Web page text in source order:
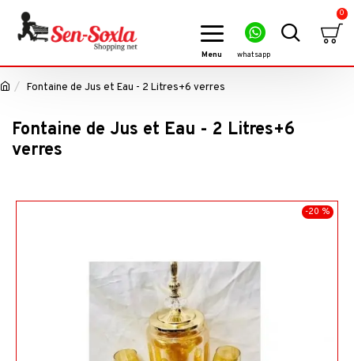
0
Fontaine de Jus et Eau - 2 Litres+6 verres
Fontaine de Jus et Eau - 2 Litres+6
verres
-20 %